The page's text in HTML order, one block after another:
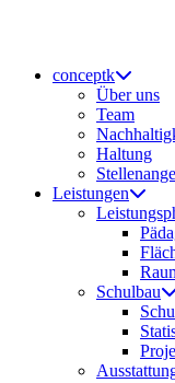
conceptk
Über uns
Team
Haltung
Leistungen
Schulbau